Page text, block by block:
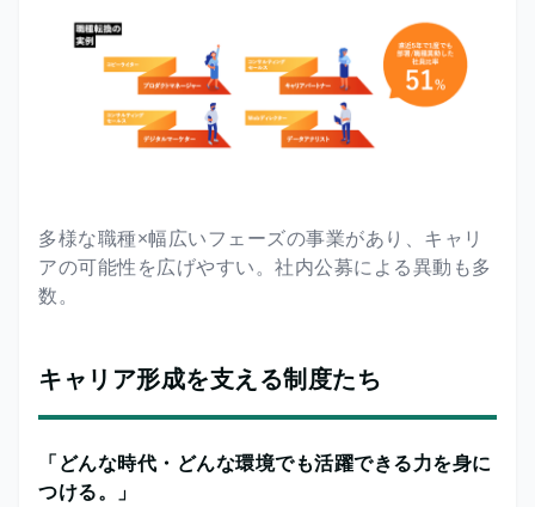
多様な職種×幅広いフェーズの事業があり、キャリ
アの可能性を広げやすい。​社内公募による異動も多
数。
キャリア形成を支える制度たち
「どんな時代・どんな環境でも活躍できる力を身に
つける。」